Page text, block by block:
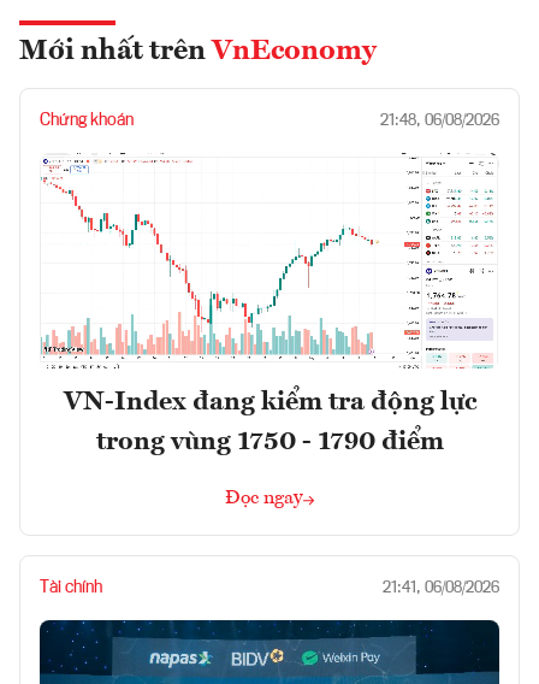
Mới nhất trên VnEconomy
Chứng khoán 21:48, 06/08/2026
VN-Index đang kiểm tra động lực
trong vùng 1750 - 1790 điểm
Đọc ngay
Tài chính 21:41, 06/08/2026